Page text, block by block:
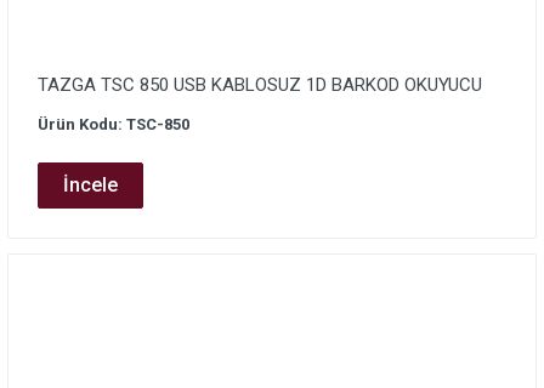
TAZGA TSC 850 USB KABLOSUZ 1D BARKOD OKUYUCU
Ürün Kodu: TSC-850
İncele